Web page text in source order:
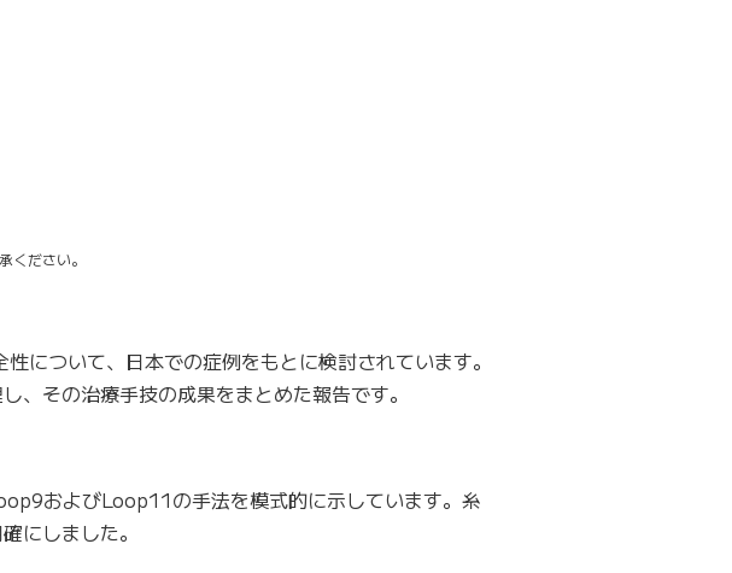
ください。
について、日本での症例をもとに検討されています。
、その治療手技の成果をまとめた報告です。
およびLoop11の手法を模式的に示しています。糸
にしました。